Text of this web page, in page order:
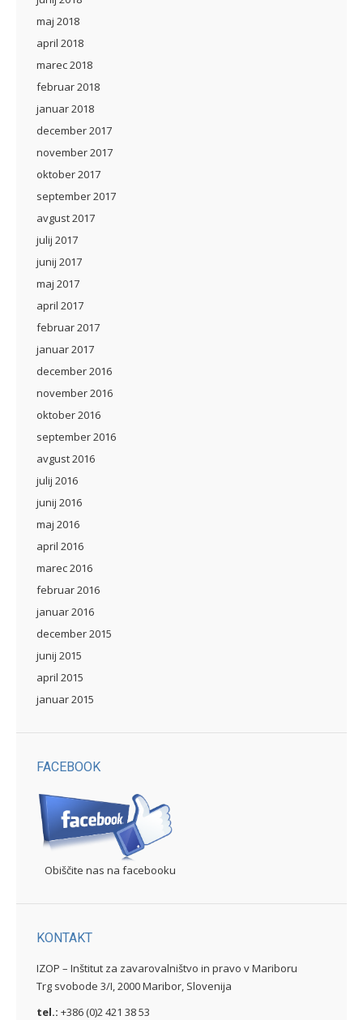
maj 2018
april 2018
marec 2018
februar 2018
januar 2018
december 2017
november 2017
oktober 2017
september 2017
avgust 2017
julij 2017
junij 2017
maj 2017
april 2017
februar 2017
januar 2017
december 2016
november 2016
oktober 2016
september 2016
avgust 2016
julij 2016
junij 2016
maj 2016
april 2016
marec 2016
februar 2016
januar 2016
december 2015
junij 2015
april 2015
januar 2015
FACEBOOK
Obiščite nas na facebooku
KONTAKT
IZOP – Inštitut za zavarovalništvo in pravo v Mariboru
Trg svobode 3/I, 2000 Maribor, Slovenija
tel.: +386 (0)2 421 38 53